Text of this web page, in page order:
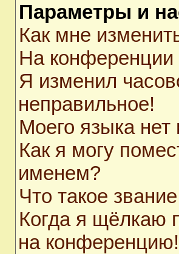
Параметры и
Как мне
На конференции
Я изменил
неправильное!
Моего языка нет
Как я могу
именем?
Что такое
Когда я щёлкаю
на конференцию!